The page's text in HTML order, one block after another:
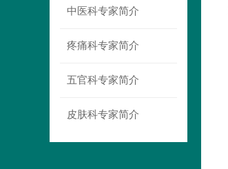
中医科专家简介
疼痛科专家简介
五官科专家简介
皮肤科专家简介